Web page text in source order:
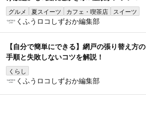
グルメ 夏スイーツ カフェ・喫茶店 スイーツ
くふうロコしずおか編集部
【自分で簡単にできる】網戸の張り替え方の
手順と失敗しないコツを解説！
くらし
くふうロコしずおか編集部